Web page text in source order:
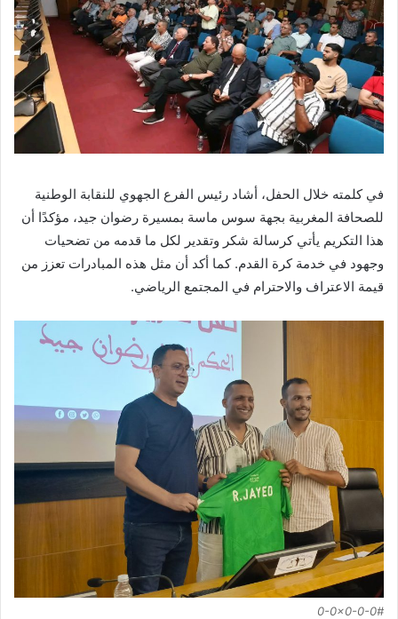
في كلمته خلال الحفل، أشاد رئيس الفرع الجهوي للنقابة الوطنية
للصحافة المغربية بجهة سوس ماسة بمسيرة رضوان جيد، مؤكدًا أن
هذا التكريم يأتي كرسالة شكر وتقدير لكل ما قدمه من تضحيات
وجهود في خدمة كرة القدم. كما أكد أن مثل هذه المبادرات تعزز من
قيمة الاعتراف والاحترام في المجتمع الرياضي.
0-0x0-0-0#